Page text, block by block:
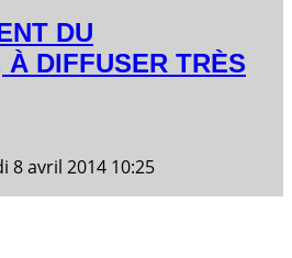
DU
À DIFFUSER TRÈS
8 avril 2014 10:25